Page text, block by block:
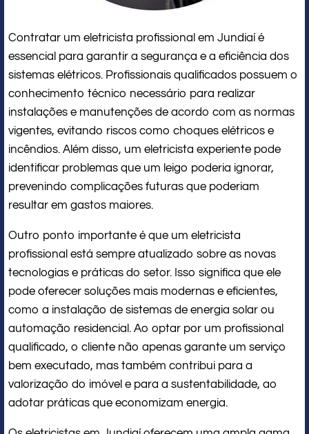
Contratar um eletricista profissional em Jundiaí é
essencial para garantir a segurança e a eficiência dos
sistemas elétricos. Profissionais qualificados possuem o
conhecimento técnico necessário para realizar
instalações e manutenções de acordo com as normas
vigentes, evitando riscos como choques elétricos e
incêndios. Além disso, um eletricista experiente pode
identificar problemas que um leigo poderia ignorar,
prevenindo complicações futuras que poderiam
resultar em gastos maiores.
Outro ponto importante é que um eletricista
profissional está sempre atualizado sobre as novas
tecnologias e práticas do setor. Isso significa que ele
pode oferecer soluções mais modernas e eficientes,
como a instalação de sistemas de energia solar ou
automação residencial. Ao optar por um profissional
qualificado, o cliente não apenas garante um serviço
bem executado, mas também contribui para a
valorização do imóvel e para a sustentabilidade, ao
adotar práticas que economizam energia.